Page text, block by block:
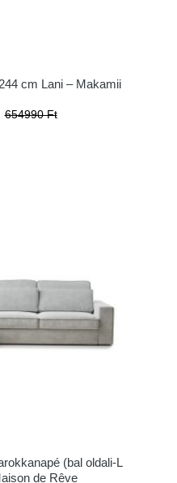
cm Lani – Makamii
654990 Ft
(bal oldali-L
de Rêve